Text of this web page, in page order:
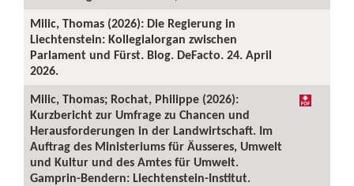
Milic, Thomas (2026): Die Regierung in
Liechtenstein: Kollegialorgan zwischen
Parlament und Fürst. Blog. DeFacto. 24. April
2026.
Milic, Thomas; Rochat, Philippe (2026):
Kurzbericht zur Umfrage zu Chancen und
Herausforderungen in der Landwirtschaft. Im
Auftrag des Ministeriums für Äusseres, Umwelt
und Kultur und des Amtes für Umwelt.
Gamprin-Bendern: Liechtenstein-Institut.